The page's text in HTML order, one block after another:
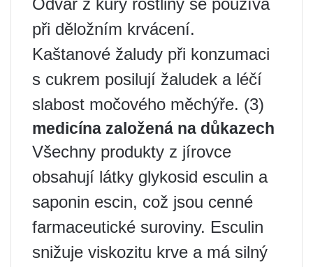
Odvar z kůry rostliny se používá
při děložním krvácení.
Kaštanové žaludy při konzumaci
s cukrem posilují žaludek a léčí
slabost močového měchýře. (3)
medicína založená na důkazech
Všechny produkty z jírovce
obsahují látky glykosid esculin a
saponin escin, což jsou cenné
farmaceutické suroviny. Esculin
snižuje viskozitu krve a má silný